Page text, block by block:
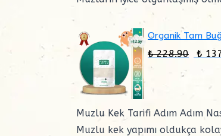
Organik Tam
₺ 228.90 ₺
Muzlu Kek Tarifi Adım Adım
Muzlu kek yapımı oldukça